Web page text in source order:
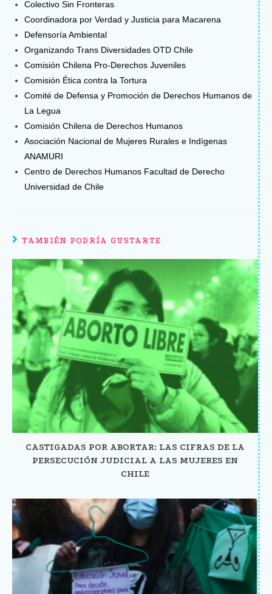
Colectivo Sin Fronteras
Coordinadora por Verdad y Justicia para Macarena
Defensoría Ambiental
Organizando Trans Diversidades OTD Chile
Comisión Chilena Pro-Derechos Juveniles
Comisión Ética contra la Tortura
Comité de Defensa y Promoción de Derechos Humanos de
La Legua
Comisión Chilena de Derechos Humanos
Asociación Nacional de Mujeres Rurales e Indígenas
ANAMURI
Centro de Derechos Humanos Facultad de Derecho
Universidad de Chile
TAMBIÉN PODRÍA GUSTARTE
CASTIGADAS POR ABORTAR: LAS CIFRAS DE LA
PERSECUCIÓN JUDICIAL A LAS MUJERES EN
CHILE